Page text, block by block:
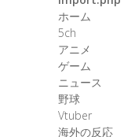
ホーム
5ch
アニメ
ゲーム
ニュース
野球
Vtuber
海外の反応